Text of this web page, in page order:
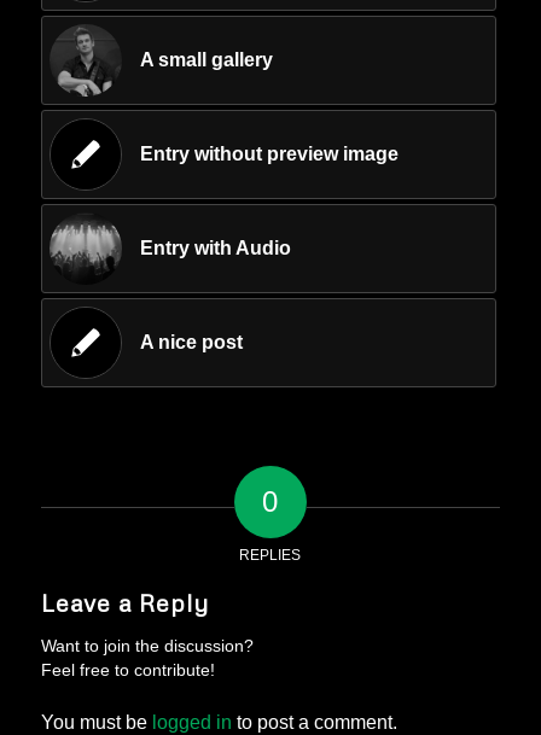
A small gallery
Entry without preview image
Entry with Audio
A nice post
0
REPLIES
Leave a Reply
Want to join the discussion?
Feel free to contribute!
You must be logged in to post a comment.